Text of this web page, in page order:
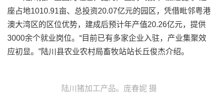
座占地1010.91亩、总投资20.07亿元的园区，凭借毗邻粤港
澳大湾区的区位优势，建成后预计年产值20.26亿元，提供
3000余个就业岗位。“目前已有多家企业入驻，产业集聚效
应初显。”陆川县农业农村局畜牧站站长丘俊杰介绍。
陆川猪加工产品。庞春妮 摄